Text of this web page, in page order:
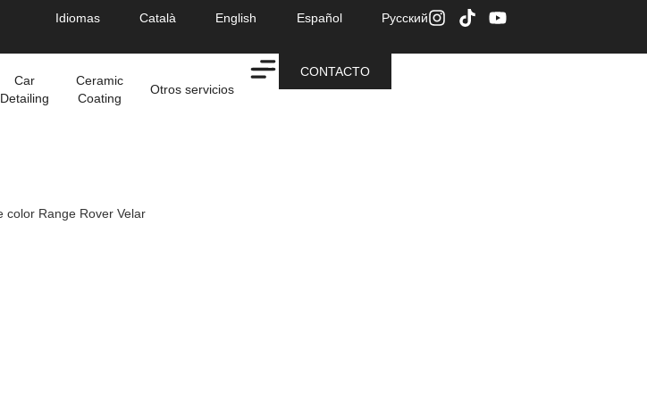
Idiomas Català English Español Русский
Car
Detailing
Ceramic
Coating
Otros servicios
CONTACTO